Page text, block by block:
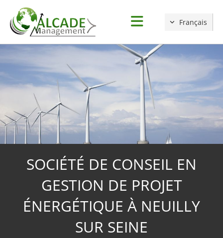
Accéder au contenu
Français
DE CONSEIL EN
DE PROJET
À NEUILLY
SUR SEINE